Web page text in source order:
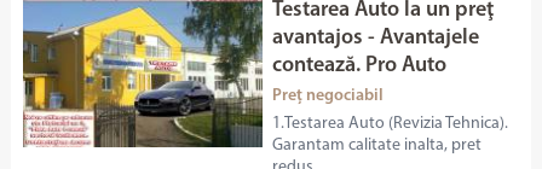
Testarea Auto la un preţ
avantajos - Avantajele
contează. Pro Auto
Preț negociabil
1.Testarea Auto (Revizia Tehnica).
Garantam calitate inalta, pret